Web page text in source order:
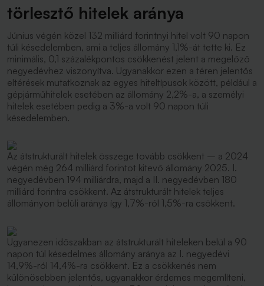
törlesztő hitelek aránya
Június végén közel 132 milliárd forintnyi hitel volt 90 napon
túli késedelemben, ami a teljes állomány 1,1%-át tette ki. Ez
minimális, 0,1 százalékpontos csökkenést jelent a megelőző
negyedévhez viszonyítva. Ugyanakkor ezen a téren jelentős
eltérések mutatkoznak az egyes hiteltípusok között, például a
gépjárműhitelek esetében az állomány 2,2%-a, a személyi
hitelek esetében pedig a 3%-a volt 90 napon túli
késedelemben.
Az átstrukturált hitelek összege tovább csökkent – a 2024
végén még 264 milliárd forintot kitevő állomány 2025. I.
negyedévben 194 milliárdra, majd a II. negyedévben 180
milliárd forintra csökkent. Az átstrukturált hitelek teljes
állományon belüli aránya így 1,7%-ról 1,5%-ra csökkent.
Ugyanezen időszakban az átstrukturált hiteleken belül a 90
napon túl késedelmes állomány aránya az I. negyedévi
14,9%-ról 14,4%-ra csökkent. Ez a csökkenés nem
különösebben jelentős, ugyanakkor érdemes megemlíteni,